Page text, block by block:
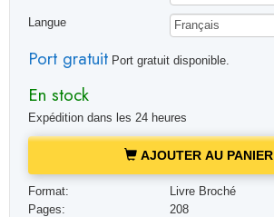
Langue
Port gratuitPort gratuit disponible.
En stock
Expédition dans les 24 heures
AJOUTER AU PANIER
Format:
Livre Broché
Pages:
208